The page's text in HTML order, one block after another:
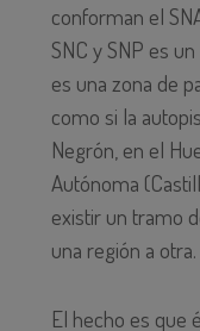
conforman el
SNC y SNP es
es una zona de
como si la
Negrón, en el
Autónoma
existir un tramo
una región a otra.
El hecho es que